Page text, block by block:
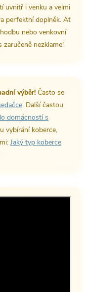
uvnitř i venku a velmi
perfektní doplněk. Ať
nebo venkovní
zaručeně nezklame!
výběr! Často se
. Další častou
domácností s
vybírání koberce,
Jaký typ koberce